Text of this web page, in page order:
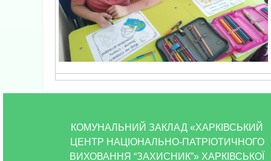
КОМУНАЛЬНИЙ ЗАКЛАД «ХАРКІВСЬКИЙ
ЦЕНТР НАЦІОНАЛЬНО-ПАТРІОТИЧНОГО
ВИХОВАННЯ “ЗАХИСНИК”» ХАРКІВСЬКОЇ